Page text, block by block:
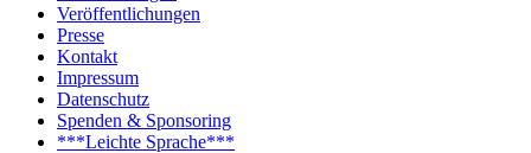
Veröffentlichungen
Presse
Kontakt
Impressum
Datenschutz
Spenden & Sponsoring
***Leichte Sprache***